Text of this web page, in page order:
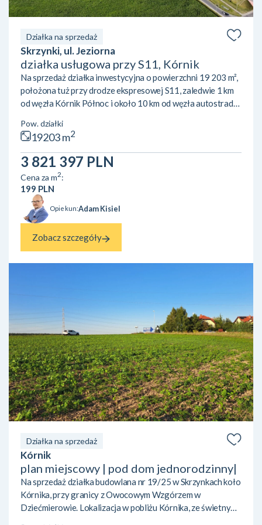
Działka na sprzedaż
Skrzynki, ul. Jeziorna
działka usługowa przy S11, Kórnik
Na sprzedaż działka inwestycyjna o powierzchni 19 203 m²,
położona tuż przy drodze ekspresowej S11, zaledwie 1 km
od węzła Kórnik Północ i około 10 km od węzła autostrady
ekspozycja – teren doskonale widoczny z S11, co
gwarantuje wyjątkową czytelność lokalizacji dla przyszłej
działalności. Działka objęta jest miejscowym planem
zagospodarowania przestrzennego (symbol U/P), który
pozwala na szerokie możliwości inwestycyjne: zabudowę
us...
Pow. działki
19203 m2
3 821 397 PLN
Cena za m2:
199 PLN
Opiekun:Adam Kisiel
Zobacz szczegóły
Działka na sprzedaż
Kórnik
plan miejscowy | pod dom jednorodzinny|
Na sprzedaż działka budowlana nr 19/25 w Skrzynkach koło
Kórnika, przy granicy z Owocowym Wzgórzem w
Dziećmierowie. Lokalizacja w pobliżu Kórnika, ze świetnym